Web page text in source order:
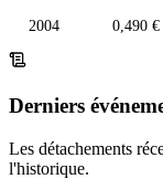
2004 0,490 €
Derniers
Les détachements
l'historique.